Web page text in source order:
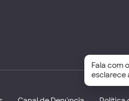
Fala com
esclarece